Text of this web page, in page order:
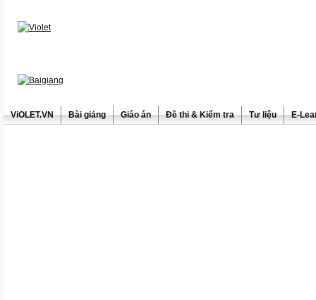
ViOLET.VN Bài giảng Giáo án Đề thi & Kiểm tra Tư liệu E-